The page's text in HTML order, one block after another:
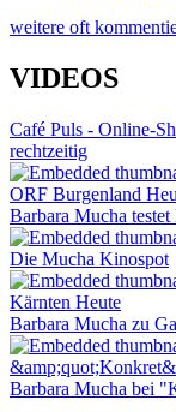
weitere oft
VIDEOS
Café Puls - Online-
rechtzeitig
Barbara Mucha
Die Mucha Kinospot
Barbara Mucha zu
Barbara Mucha bei